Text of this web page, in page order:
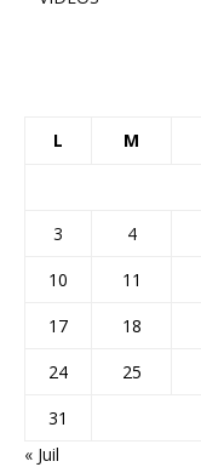
L M
3
4
10
11
17
18
24
25
31
« Juil